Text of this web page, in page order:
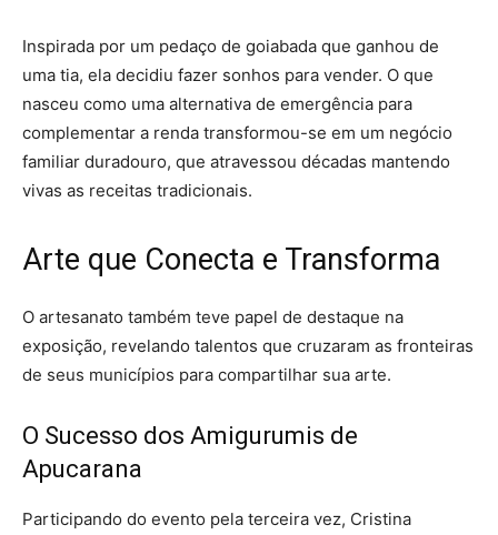
Inspirada por um pedaço de goiabada que ganhou de
uma tia, ela decidiu fazer sonhos para vender. O que
nasceu como uma alternativa de emergência para
complementar a renda transformou-se em um negócio
familiar duradouro, que atravessou décadas mantendo
vivas as receitas tradicionais.
Arte que Conecta e Transforma
O artesanato também teve papel de destaque na
exposição, revelando talentos que cruzaram as fronteiras
de seus municípios para compartilhar sua arte.
O Sucesso dos Amigurumis de
Apucarana
Participando do evento pela terceira vez, Cristina